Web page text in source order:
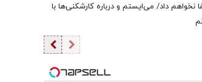
نخواهم داد/ می‌ایستم و درباره کارشکنی‌ها با